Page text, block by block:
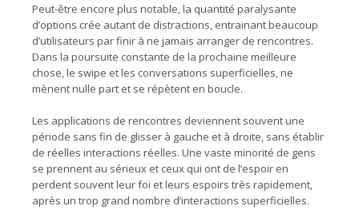
Peut-être encore plus notable, la quantité paralysante
d’options crée autant de distractions, entrainant beaucoup
d’utilisateurs par finir à ne jamais arranger de rencontres.
Dans la poursuite constante de la prochaine meilleure
chose, le swipe et les conversations superficielles, ne
mènent nulle part et se répètent en boucle.
Les applications de rencontres deviennent souvent une
période sans fin de glisser à gauche et à droite, sans établir
de réelles interactions réelles. Une vaste minorité de gens
se prennent au sérieux et ceux qui ont de l’espoir en
perdent souvent leur foi et leurs espoirs très rapidement,
après un trop grand nombre d’interactions superficielles.